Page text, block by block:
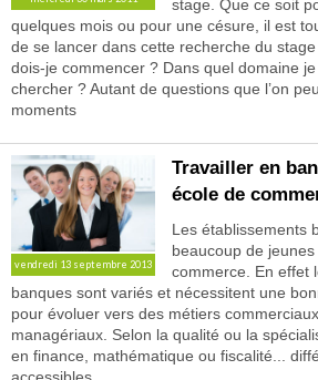
stage. Que ce soit
quelques mois ou pour une césure, il est
de se lancer dans cette recherche du
dois-je commencer ? Dans quel domaine
chercher ? Autant de questions que l’on
moments
vendredi 13 septembre 2013
Travailler en
école de
Les établissements
beaucoup de
commerce. En effet
banques sont variés et nécessitent une
pour évoluer vers des métiers
managériaux. Selon la qualité ou la
en finance, mathématique ou fiscalité...